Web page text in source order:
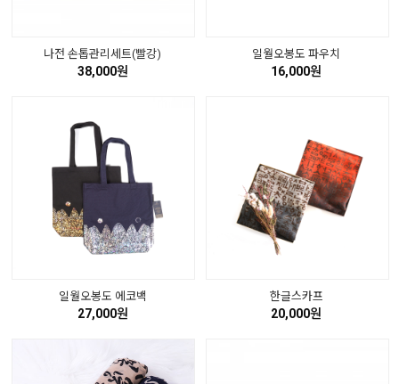
나전 손톱관리세트(빨강)
38,000원
일월오봉도 파우치
16,000원
일월오봉도 에코백
27,000원
한글스카프
20,000원